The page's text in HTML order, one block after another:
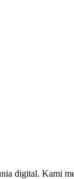
digital. Kami